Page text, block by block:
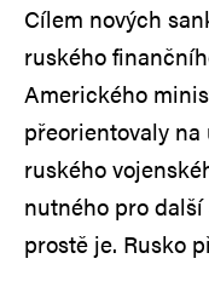
Cílem nových
ruského
Amerického
přeorientovaly
ruského
nutného pro
prostě je. Rusko